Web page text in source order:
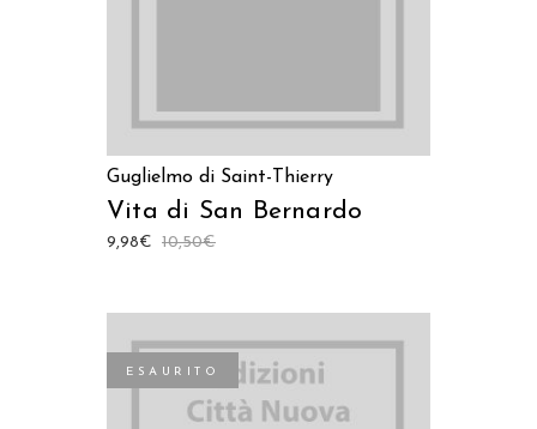
Guglielmo di Saint-Thierry
Vita di San Bernardo
10,50€
9,98€
ESAURITO